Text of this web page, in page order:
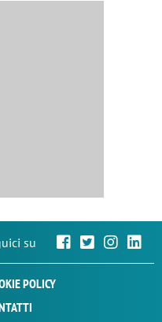
su
POLICY